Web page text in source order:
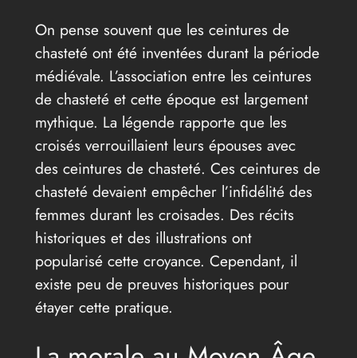
On pense souvent que les ceintures de
chasteté ont été inventées durant la période
médiévale. L’association entre les ceintures
de chasteté et cette époque est largement
mythique. La légende rapporte que les
croisés verrouillaient leurs épouses avec
des ceintures de chasteté. Ces ceintures de
chasteté devaient empêcher l’infidélité des
femmes durant les croisades. Des récits
historiques et des illustrations ont
popularisé cette croyance. Cependant, il
existe peu de preuves historiques pour
étayer cette pratique.